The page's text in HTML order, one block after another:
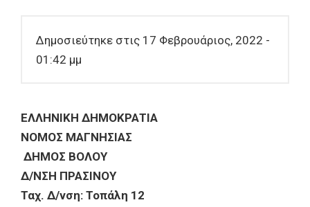
Δημοσιεύτηκε στις 17 Φεβρουάριος, 2022 -
01:42 μμ
ΕΛΛΗΝΙΚΗ ΔΗΜΟΚΡΑΤΙΑ
ΝΟΜΟΣ ΜΑΓΝΗΣΙΑΣ
ΔΗΜΟΣ ΒΟΛΟΥ
Δ/ΝΣΗ ΠΡΑΣΙΝΟΥ
Ταχ. Δ/νση: Τοπάλη 12